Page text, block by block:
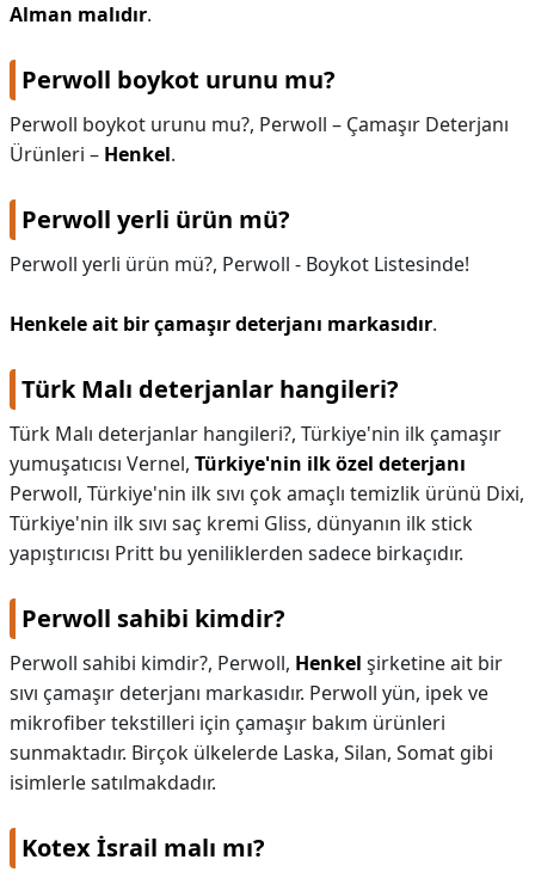
Alman malıdır.
Perwoll boykot urunu mu?
Perwoll boykot urunu mu?, Perwoll – Çamaşır Deterjanı
Ürünleri – Henkel.
Perwoll yerli ürün mü?
Perwoll yerli ürün mü?, Perwoll - Boykot Listesinde!
Henkele ait bir çamaşır deterjanı markasıdır.
Türk Malı deterjanlar hangileri?
Türk Malı deterjanlar hangileri?, Türkiye'nin ilk çamaşır
yumuşatıcısı Vernel, Türkiye'nin ilk özel deterjanı
Perwoll, Türkiye'nin ilk sıvı çok amaçlı temizlik ürünü Dixi,
Türkiye'nin ilk sıvı saç kremi Gliss, dünyanın ilk stick
yapıştırıcısı Pritt bu yeniliklerden sadece birkaçıdır.
Perwoll sahibi kimdir?
Perwoll sahibi kimdir?, Perwoll, Henkel şirketine ait bir
sıvı çamaşır deterjanı markasıdır. Perwoll yün, ipek ve
mikrofiber tekstilleri için çamaşır bakım ürünleri
sunmaktadır. Birçok ülkelerde Laska, Silan, Somat gibi
isimlerle satılmakdadır.
Kotex İsrail malı mı?